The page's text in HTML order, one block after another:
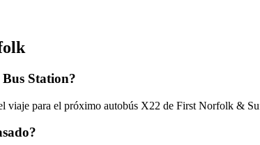
Station?
viaje para el próximo autobús X22 de First Norfolk &